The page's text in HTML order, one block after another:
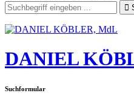
DANIEL
Suchformular